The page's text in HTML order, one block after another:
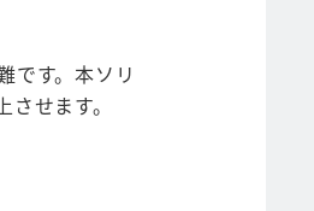
です。本ソリ
せます。